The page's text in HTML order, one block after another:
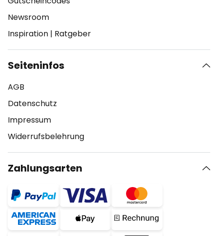
Newsroom
Inspiration | Ratgeber
Seiteninfos
AGB
Datenschutz
Impressum
Widerrufsbelehrung
Zahlungsarten